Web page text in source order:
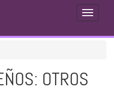
Toggle
OTROS